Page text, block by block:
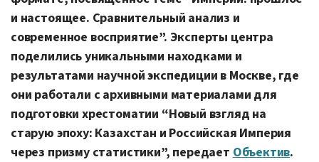
и настоящее. Сравнительный анализ и
современное восприятие”. Эксперты центра
поделились уникальными находками и
результатами научной экспедиции в Москве, где
они работали с архивными материалами для
подготовки хрестоматии “Новый взгляд на
старую эпоху: Казахстан и Российская Империя
через призму статистики”, передает Объектив.